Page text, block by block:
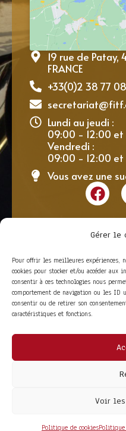
Gérer le
Pour offrir les meilleures expériences,
cookies pour stocker et/ou accéder
consentir à ces technologies nous
comportement de navigation ou les ID
consentir ou de retirer son
caractéristiques et fonctions.
Voir
Politique de cookies
19 rue de
FRANCE
+33(0)2 38 77
Lundi au jeudi :
09:00 - 12:00 et
Vendredi :
09:00 - 12:00 et
Vous avez une
Conditions Générales